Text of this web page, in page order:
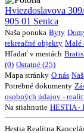
Hviezdoslavova
905 01 Senica
Naša ponuka Byty
rekreačné objekty Malé
Hľadať v mestách
(0) Ostatné (25)
Mapa stránky O nás
Potrebné dokumenty
osobných údajov -
Na stiahnutie HESTIA -
Hestia Realitna